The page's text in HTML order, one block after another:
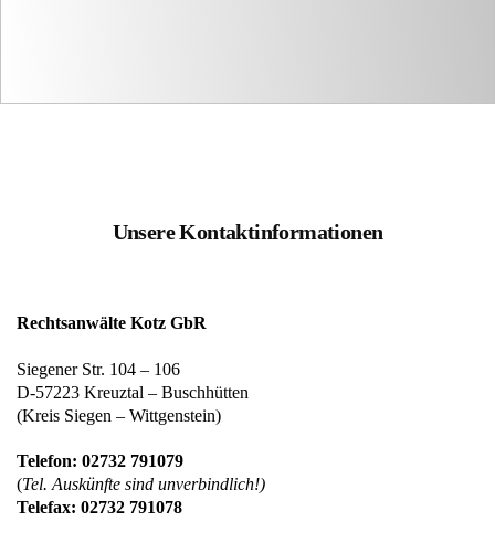
Unsere Kontaktinformationen
Rechtsanwälte Kotz GbR
Siegener Str. 104 – 106
D-57223 Kreuztal – Buschhütten
(Kreis Siegen – Wittgenstein)
Telefon: 02732 791079
(Tel. Auskünfte sind unverbindlich!)
Telefax: 02732 791078